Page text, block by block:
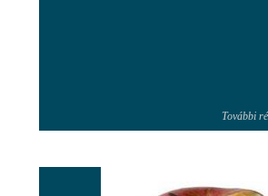
További